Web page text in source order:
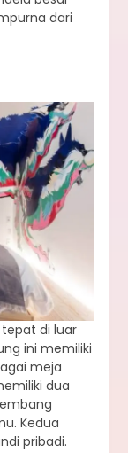
dari
tepat di luar
ini memiliki
meja
dua
Kedua
pribadi.